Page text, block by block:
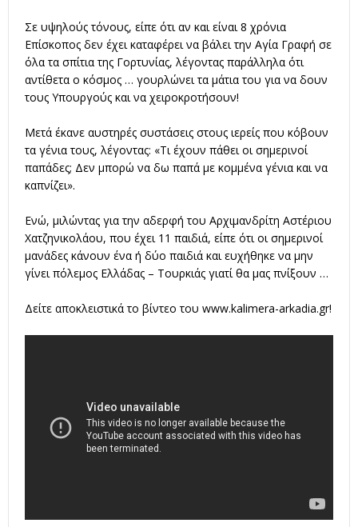
Σε υψηλούς τόνους, είπε ότι αν και είναι 8 χρόνια
Επίσκοπος δεν έχει καταφέρει να βάλει την Αγία Γραφή σε
όλα τα σπίτια της Γορτυνίας, λέγοντας παράλληλα ότι
αντίθετα ο κόσμος … γουρλώνει τα μάτια του για να δουν
τους Υπουργούς και να χειροκροτήσουν!
Μετά έκανε αυστηρές συστάσεις στους ιερείς που κόβουν
τα γένια τους, λέγοντας: «Τι έχουν πάθει οι σημερινοί
παπάδες; Δεν μπορώ να δω παπά με κομμένα γένια και να
καπνίζει».
Ενώ, μιλώντας για την αδερφή του Αρχιμανδρίτη Αστέριου
Χατζηνικολάου, που έχει 11 παιδιά, είπε ότι οι σημερινοί
μανάδες κάνουν ένα ή δύο παιδιά και ευχήθηκε να μην
γίνει πόλεμος Ελλάδας – Τουρκιάς γιατί θα μας πνίξουν …
Δείτε αποκλειστικά το βίντεο του www.kalimera-arkadia.gr!